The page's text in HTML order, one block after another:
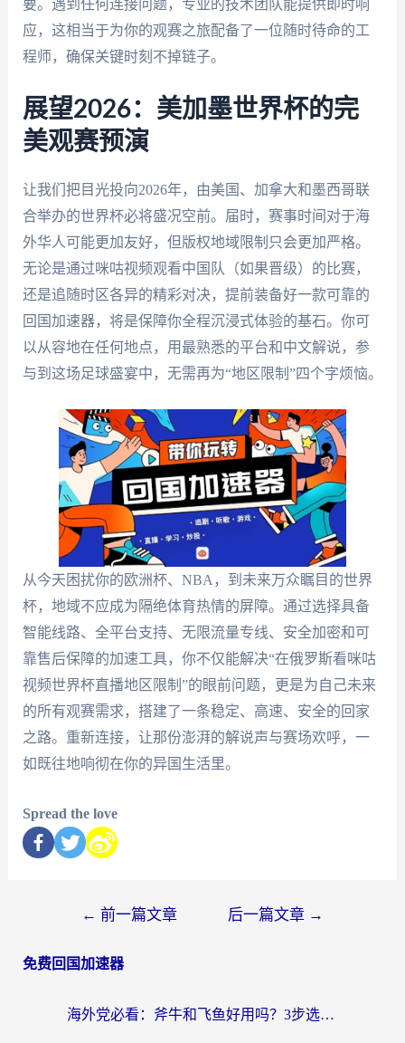
要。遇到任何连接问题，专业的技术团队能提供即时响
应，这相当于为你的观赛之旅配备了一位随时待命的工
程师，确保关键时刻不掉链子。
展望2026：美加墨世界杯的完
美观赛预演
让我们把目光投向2026年，由美国、加拿大和墨西哥联
合举办的世界杯必将盛况空前。届时，赛事时间对于海
外华人可能更加友好，但版权地域限制只会更加严格。
无论是通过咪咕视频观看中国队（如果晋级）的比赛，
还是追随时区各异的精彩对决，提前装备好一款可靠的
回国加速器，将是保障你全程沉浸式体验的基石。你可
以从容地在任何地点，用最熟悉的平台和中文解说，参
与到这场足球盛宴中，无需再为“地区限制”四个字烦恼。
从今天困扰你的欧洲杯、NBA，到未来万众瞩目的世界
杯，地域不应成为隔绝体育热情的屏障。通过选择具备
智能线路、全平台支持、无限流量专线、安全加密和可
靠售后保障的加速工具，你不仅能解决“在俄罗斯看咪咕
视频世界杯直播地区限制”的眼前问题，更是为自己未来
的所有观赛需求，搭建了一条稳定、高速、安全的回家
之路。重新连接，让那份澎湃的解说声与赛场欢呼，一
如既往地响彻在你的异国生活里。
Spread the love
← 前一篇文章 后一篇文章 →
免费回国加速器
海外党必看：斧牛和飞鱼好用吗？3步选对回国加速器，无缝刷剧玩国服